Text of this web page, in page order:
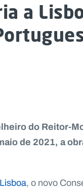
a
do Reitor-
de 2021, a
, o novo